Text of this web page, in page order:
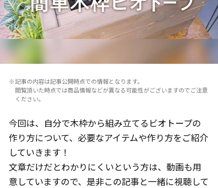
記事の内容は記事公開時点での情報となります。
閲覧頂いた時点では商品情報などが異なる可能性がございますのでご注意
ください。
今回は、自分で木枠から組み立てるビオトープの
作り方について、必要なアイテムや作り方をご紹介
していきます！
文章だけだとわかりにくいという方は、動画も用
意していますので、是非この記事と一緒に視聴して